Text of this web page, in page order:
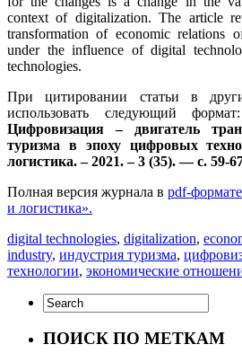
context of digitalization. The article
transformation of economic relations
under the influence of digital
technologies.
При цитировании статьи в
использовать следующий
Цифровизация – двигатель
туризма в эпоху цифровых
логистика. – 2021. – 3 (35). — с. 59-
Полная версия журнала в pdf-
и логистика».
digital technologies, digitalization,
industry, индустрия туризма,
технологии, экономические
ПОИСК ПО МЕТКАМ